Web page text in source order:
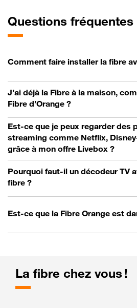
Questions fréquentes
Comment faire installer la fibre
J’ai déjà la Fibre à la maison,
Fibre d’Orange ?
Est-ce que je peux regarder des
streaming comme Netflix,
grâce à mon offre Livebox ?
Pourquoi faut-il un décodeur TV
fibre ?
Est-ce que la Fibre Orange est
La fibre chez vous !